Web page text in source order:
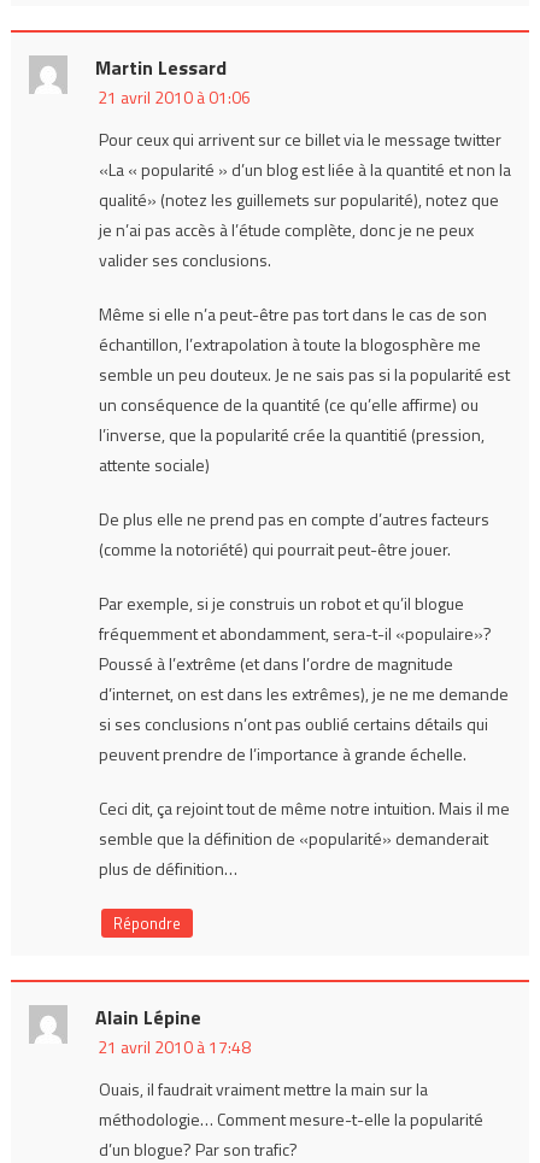
Martin Lessard
21 avril 2010 à 01:06
Pour ceux qui arrivent sur ce billet via le message twitter
«La « popularité » d’un blog est liée à la quantité et non la
qualité» (notez les guillemets sur popularité), notez que
je n’ai pas accès à l’étude complète, donc je ne peux
valider ses conclusions.
Même si elle n’a peut-être pas tort dans le cas de son
échantillon, l’extrapolation à toute la blogosphère me
semble un peu douteux. Je ne sais pas si la popularité est
un conséquence de la quantité (ce qu’elle affirme) ou
l’inverse, que la popularité crée la quantitié (pression,
attente sociale)
De plus elle ne prend pas en compte d’autres facteurs
(comme la notoriété) qui pourrait peut-être jouer.
Par exemple, si je construis un robot et qu’il blogue
fréquemment et abondamment, sera-t-il «populaire»?
Poussé à l’extrême (et dans l’ordre de magnitude
d’internet, on est dans les extrêmes), je ne me demande
si ses conclusions n’ont pas oublié certains détails qui
peuvent prendre de l’importance à grande échelle.
Ceci dit, ça rejoint tout de même notre intuition. Mais il me
semble que la définition de «popularité» demanderait
plus de définition…
Répondre
Alain Lépine
21 avril 2010 à 17:48
Ouais, il faudrait vraiment mettre la main sur la
méthodologie… Comment mesure-t-elle la popularité
d’un blogue? Par son trafic?